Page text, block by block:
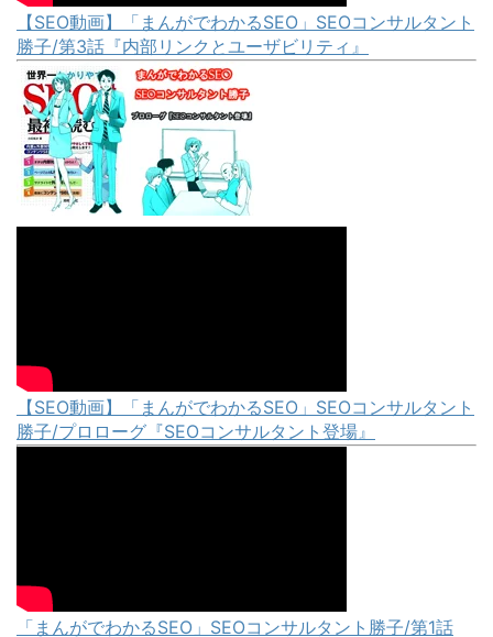
【SEO動画】「まんがでわかるSEO」SEOコンサルタント
勝子/第3話『内部リンクとユーザビリティ』
【SEO動画】「まんがでわかるSEO」SEOコンサルタント
勝子/プロローグ『SEOコンサルタント登場』
「まんがでわかるSEO」SEOコンサルタント勝子/第1話